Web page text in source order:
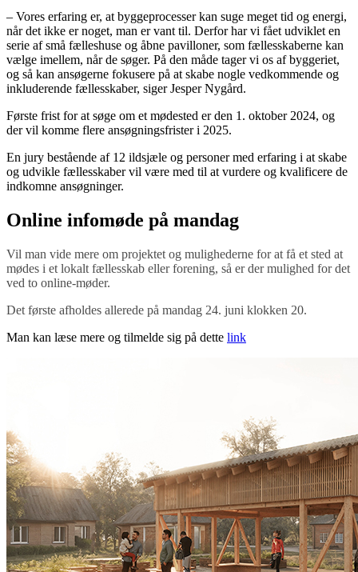
– Vores erfaring er, at byggeprocesser kan suge meget tid og energi,
når det ikke er noget, man er vant til. Derfor har vi fået udviklet en
serie af små fælleshuse og åbne pavilloner, som fællesskaberne kan
vælge imellem, når de søger. På den måde tager vi os af byggeriet,
og så kan ansøgerne fokusere på at skabe nogle vedkommende og
inkluderende fællesskaber, siger Jesper Nygård.
Første frist for at søge om et mødested er den 1. oktober 2024, og
der vil komme flere ansøgningsfrister i 2025.
En jury bestående af 12 ildsjæle og personer med erfaring i at skabe
og udvikle fællesskaber vil være med til at vurdere og kvalificere de
indkomne ansøgninger.
Online infomøde på mandag
Vil man vide mere om projektet og mulighederne for at få et sted at
mødes i et lokalt fællesskab eller forening, så er der mulighed for det
ved to online-møder.
Det første afholdes allerede på mandag 24. juni klokken 20.
Man kan læse mere og tilmelde sig på dette link